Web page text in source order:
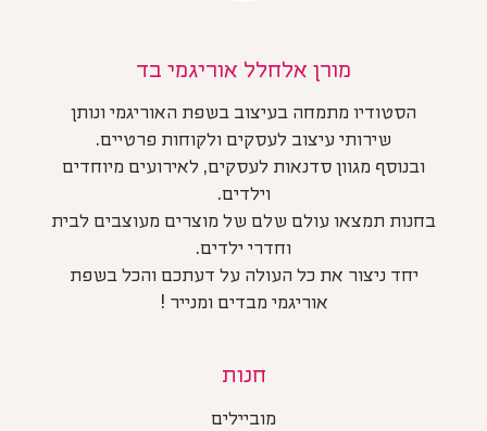
מורן אלחלל אוריגמי בד
הסטודיו מתמחה בעיצוב בשפת האוריגמי ונותן
שירותי עיצוב לעסקים ולקוחות פרטיים.
ובנוסף מגוון סדנאות לעסקים, לאירועים מיוחדים
וילדים.
בחנות תמצאו עולם שלם של מוצרים מעוצבים לבית
וחדרי ילדים.
יחד ניצור את כל העולה על דעתכם והכל בשפת
אוריגמי מבדים ומנייר !
חנות
מוביילים